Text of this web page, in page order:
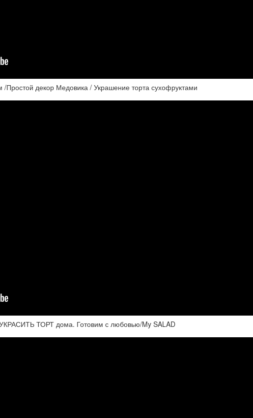
декор Медовика / Украшение торта сухофруктами
ТОРТ дома. Готовим с любовью/My SALAD